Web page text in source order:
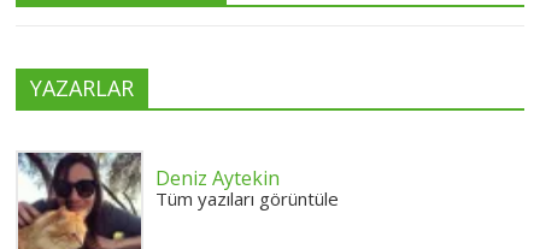
YAZARLAR
Deniz Aytekin
Tüm yazıları görüntüle